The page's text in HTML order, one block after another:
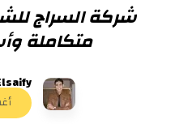
شركة السراج
متكاملة